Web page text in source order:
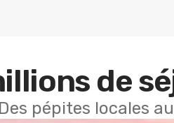
de
Des pépites locales